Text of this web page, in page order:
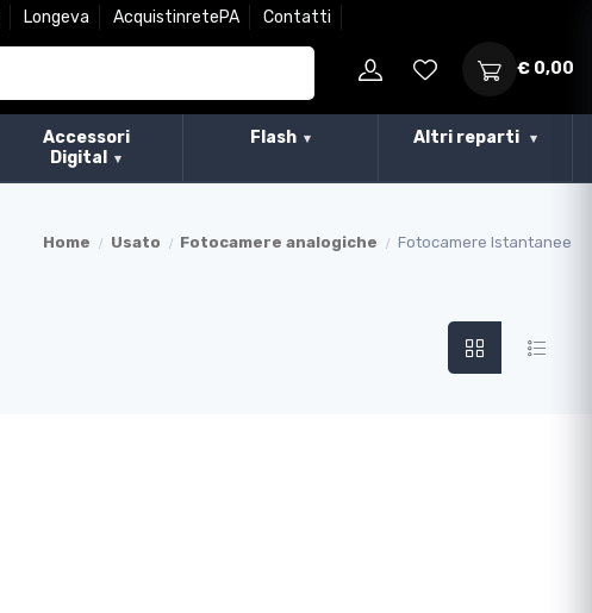
Longeva AcquistinretePA Contatti
€ 0,00
Accessori
Digital
Flash Altri reparti
Home Usato Fotocamere analogiche Fotocamere Istantanee